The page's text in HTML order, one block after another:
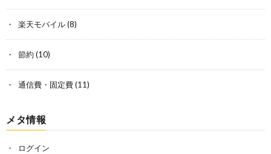
楽天モバイル(8)
節約 (10)
通信費・固定費(11)
メタ情報
ログイン